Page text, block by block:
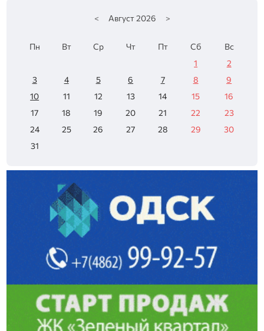
< Август 2026 >
Пн Вт Ср Чт Пт Сб
Вс
1
2
3
4 5 6 7 8
9
10
11 12 13 14 15
16
17
18 19 20 21 22
23
24
25 26 27 28 29
30
31